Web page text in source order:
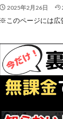
2025年2月26日
※このページには広